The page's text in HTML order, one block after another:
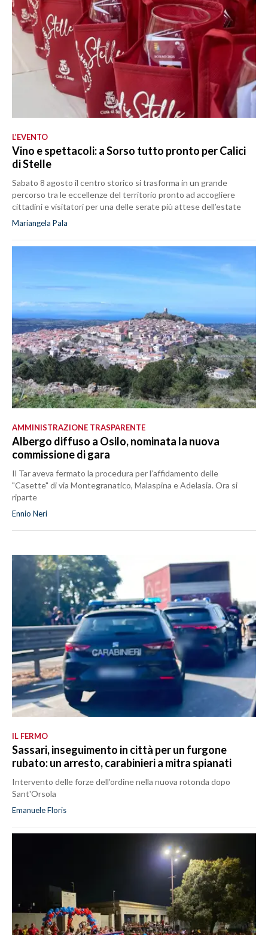
L’EVENTO
Vino e spettacoli: a Sorso tutto pronto per Calici
di Stelle
Sabato 8 agosto il centro storico si trasforma in un grande
percorso tra le eccellenze del territorio pronto ad accogliere
cittadini e visitatori per una delle serate più attese dell’estate
Mariangela Pala
AMMINISTRAZIONE TRASPARENTE
Albergo diffuso a Osilo, nominata la nuova
commissione di gara
Il Tar aveva fermato la procedura per l’affidamento delle
"Casette" di via Montegranatico, Malaspina e Adelasia. Ora si
riparte
Ennio Neri
IL FERMO
Sassari, inseguimento in città per un furgone
rubato: un arresto, carabinieri a mitra spianati
Intervento delle forze dell’ordine nella nuova rotonda dopo
Sant'Orsola
Emanuele Floris